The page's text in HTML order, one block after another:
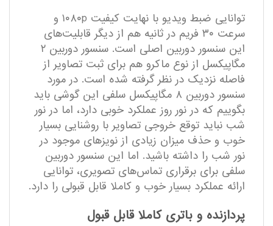
توانایی ضبط ویدیو با نهایت کیفیت ۱۰۸۰p و
سرعت ۳۰ فریم در ثانیه هم از دیگر قابلیت‌های
این سنسور دوربین اصلی است. سنسور دوربین ۲
مگاپیکسل از نوع ماکرو هم برای ثبت تصاویر از
فاصله نزدیک در نظر گرفته شده است. در مورد
سنسور دوربین ۸ مگاپیکسل سلفی این گوشی باید
بگوییم که در نور روز عملکرد خوبی دارد، اما در نور
شب نباید توقع خروجی تصاویر با روشنایی بسیار
خوب و حذف میزان زیادی از نویز‌های موجود در
نور شب را داشته باشید. اما این سنسور دوربین
سلفی برای برقراری تماس‌های تصویری، توانایی
ارائه عملکرد بسیار خوب و کاملا قابل قبولی را دارد.
پردازنده و باتری کاملا قابل قبول